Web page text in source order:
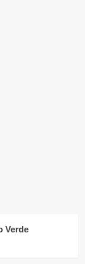
Verde